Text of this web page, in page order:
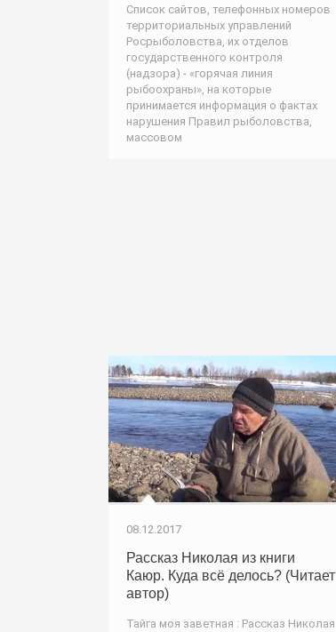
Список сайтов, телефонных номеров
территориальных управлений
Росрыболовства, их отделов
государственного контроля
(надзора) - «горячая линия
рыбоохраны», на которые
принимается информация о фактах
нарушения Правил рыболовства,
массовом
08.12.2017
Рассказ Николая из книги
Каюр. Куда всё делось? (Читает
автор)
Тайга моя заветная : Рассказ Николая